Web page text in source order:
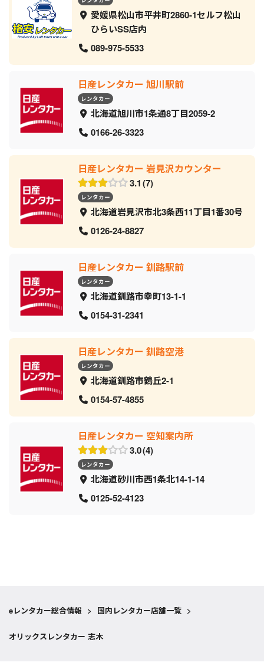
愛媛県松山市平井町2860-1セルフ松山
ひらいSS店内
089-975-5533
日産レンタカー 旭川駅前
レンタカー
北海道旭川市1条通8丁目2059‐2
0166-26-3323
日産レンタカー 岩見沢カウンター
3.1 7
レンタカー
北海道岩見沢市北3条西11丁目1番30号
0126-24-8827
日産レンタカー 釧路駅前
レンタカー
北海道釧路市幸町13-1-1
0154-31-2341
日産レンタカー 釧路空港
レンタカー
北海道釧路市鶴丘2-1
0154-57-4855
日産レンタカー 空知案内所
3.0 4
レンタカー
北海道砂川市西1条北14-1-14
0125-52-4123
eレンタカー総合情報 > 国内レンタカー店舗一覧 >
オリックスレンタカー 志木